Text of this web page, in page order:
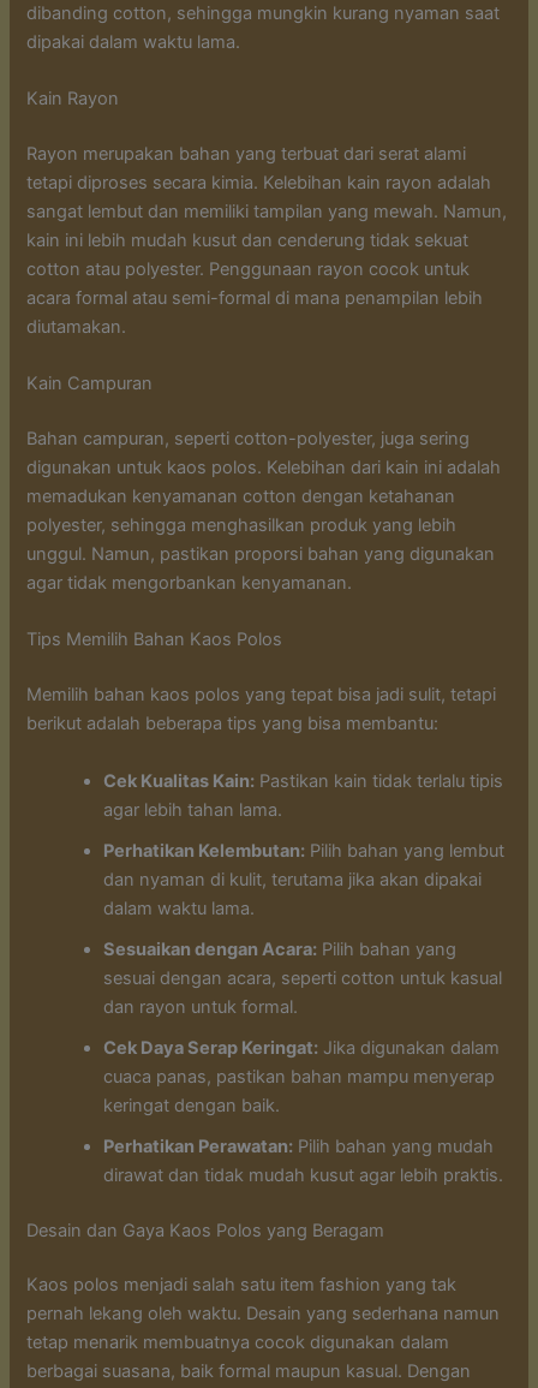
dibanding cotton, sehingga mungkin kurang nyaman saat
dipakai dalam waktu lama.
Kain Rayon
Rayon merupakan bahan yang terbuat dari serat alami
tetapi diproses secara kimia. Kelebihan kain rayon adalah
sangat lembut dan memiliki tampilan yang mewah. Namun,
kain ini lebih mudah kusut dan cenderung tidak sekuat
cotton atau polyester. Penggunaan rayon cocok untuk
acara formal atau semi-formal di mana penampilan lebih
diutamakan.
Kain Campuran
Bahan campuran, seperti cotton-polyester, juga sering
digunakan untuk kaos polos. Kelebihan dari kain ini adalah
memadukan kenyamanan cotton dengan ketahanan
polyester, sehingga menghasilkan produk yang lebih
unggul. Namun, pastikan proporsi bahan yang digunakan
agar tidak mengorbankan kenyamanan.
Tips Memilih Bahan Kaos Polos
Memilih bahan kaos polos yang tepat bisa jadi sulit, tetapi
berikut adalah beberapa tips yang bisa membantu:
Cek Kualitas Kain: Pastikan kain tidak terlalu tipis
agar lebih tahan lama.
Perhatikan Kelembutan: Pilih bahan yang lembut
dan nyaman di kulit, terutama jika akan dipakai
dalam waktu lama.
Sesuaikan dengan Acara: Pilih bahan yang
sesuai dengan acara, seperti cotton untuk kasual
dan rayon untuk formal.
Cek Daya Serap Keringat: Jika digunakan dalam
cuaca panas, pastikan bahan mampu menyerap
keringat dengan baik.
Perhatikan Perawatan: Pilih bahan yang mudah
dirawat dan tidak mudah kusut agar lebih praktis.
Desain dan Gaya Kaos Polos yang Beragam
Kaos polos menjadi salah satu item fashion yang tak
pernah lekang oleh waktu. Desain yang sederhana namun
tetap menarik membuatnya cocok digunakan dalam
berbagai suasana, baik formal maupun kasual. Dengan